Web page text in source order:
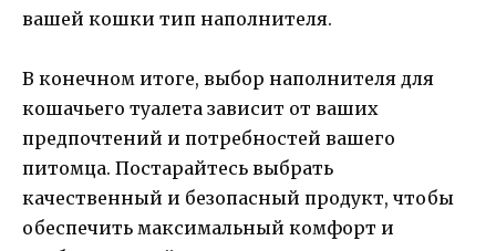
вашей кошки тип наполнителя.
В конечном итоге, выбор наполнителя для
кошачьего туалета зависит от ваших
предпочтений и потребностей вашего
питомца. Постарайтесь выбрать
качественный и безопасный продукт, чтобы
обеспечить максимальный комфорт и